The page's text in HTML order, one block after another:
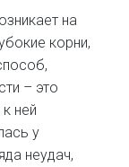
на
корни,
– это
ней
у
неудач,